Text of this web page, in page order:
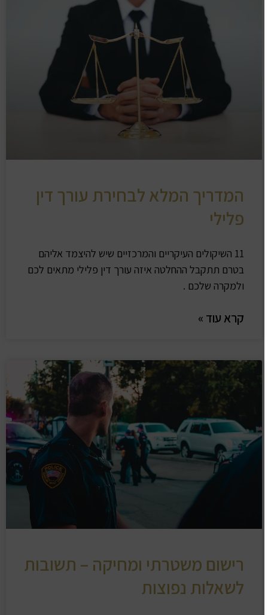
המדריך המלא לבחירת עורך דין
פלילי
11 השיקולים העיקריים והמרכזיים שיש להיצמד אליהם
בטרם תתקבל ההחלטה איזה עורך דין פלילי מתאים לכם
ולמקרה שלכם .
קרא עוד »
רישום משטרתי ומחיקה – תשובות
לשאלות נפוצות